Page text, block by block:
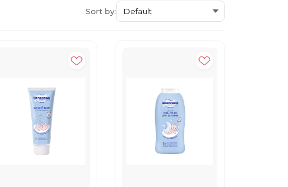
Sort by: